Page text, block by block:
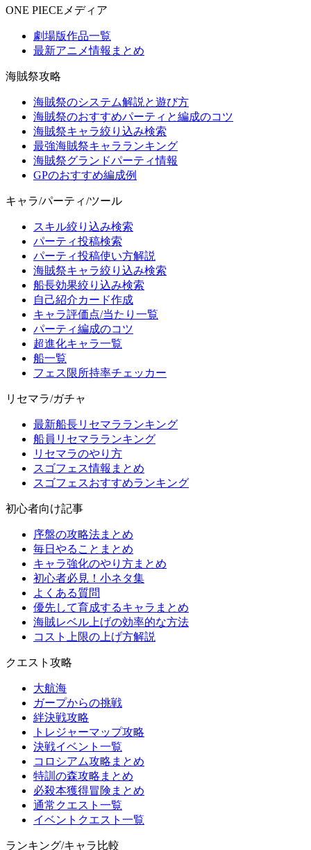
ONE PIECEメディア
劇場版作品一覧
最新アニメ情報まとめ
海賊祭攻略
海賊祭のシステム解説と遊び方
海賊祭のおすすめパーティと編成のコツ
海賊祭キャラ絞り込み検索
最強海賊祭キャラランキング
海賊祭グランドパーティ情報
GPのおすすめ編成例
キャラ/パーティ/ツール
スキル絞り込み検索
パーティ投稿検索
パーティ投稿使い方解説
海賊祭キャラ絞り込み検索
船長効果絞り込み検索
自己紹介カード作成
キャラ評価点/当たり一覧
パーティ編成のコツ
超進化キャラ一覧
船一覧
フェス限所持率チェッカー
リセマラ/ガチャ
最新船長リセマラランキング
船員リセマラランキング
リセマラのやり方
スゴフェス情報まとめ
スゴフェスおすすめランキング
初心者向け記事
序盤の攻略法まとめ
毎日やることまとめ
キャラ強化のやり方まとめ
初心者必見！小ネタ集
よくある質問
優先して育成するキャラまとめ
海賊レベル上げの効率的な方法
コスト上限の上げ方解説
クエスト攻略
大航海
ガープからの挑戦
絆決戦攻略
トレジャーマップ攻略
決戦イベント一覧
コロシアム攻略まとめ
特訓の森攻略まとめ
必殺本獲得冒険まとめ
通常クエスト一覧
イベントクエスト一覧
ランキング/キャラ比較